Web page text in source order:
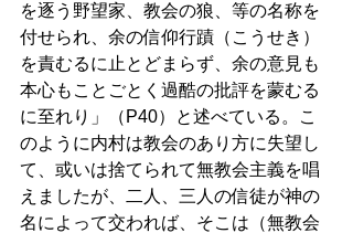
を逐う野望家、教会の狼、等の名称を
付せられ、余の信仰行蹟（こうせき）
を責むるに止とどまらず、余の意見も
本心もことごとく過酷の批評を蒙むる
に至れり」（P40）と述べている。こ
のように内村は教会のあり方に失望し
て、或いは捨てられて無教会主義を唱
えましたが、二人、三人の信徒が神の
名によって交われば、そこは（無教会